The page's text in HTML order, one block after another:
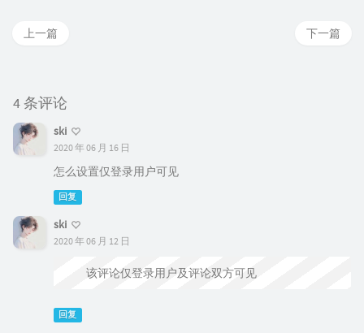
下一篇
上一篇
4 条评论
ski
2020 年 06 月 16 日
怎么设置仅登录用户可见
回复
ski
2020 年 06 月 12 日
该评论仅登录用户及评论双方可见
回复